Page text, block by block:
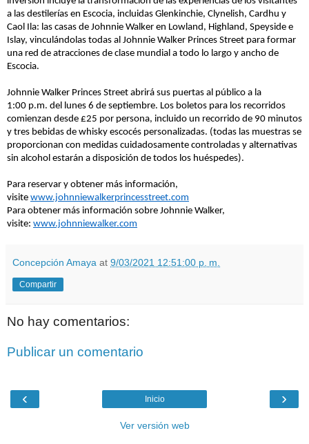
a las destilerías en Escocia, incluidas Glenkinchie, Clynelish, Cardhu y
Caol Ila: las casas de Johnnie Walker en Lowland, Highland, Speyside e
Islay, vinculándolas todas al Johnnie Walker Princes Street para formar
una red de atracciones de clase mundial a todo lo largo y ancho de
Escocia.
Johnnie Walker Princes Street abrirá sus puertas al público a la
1:00 p.m. del lunes 6 de septiembre. Los boletos para los recorridos
comienzan desde £25 por persona, incluido un recorrido de 90 minutos
y tres bebidas de whisky escocés personalizadas. (todas las muestras se
proporcionan con medidas cuidadosamente controladas y alternativas
sin alcohol estarán a disposición de todos los huéspedes).
Para reservar y obtener más información,
visite www.johnniewalkerprincesstreet.com
Para obtener más información sobre Johnnie Walker,
visite: www.johnniewalker.com
Concepción Amaya at 9/03/2021 12:51:00 p. m.
Compartir
No hay comentarios:
Publicar un comentario
‹ ›
Inicio
Ver versión web